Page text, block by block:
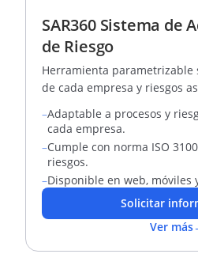
SAR360 Sistema de
de Riesgo
Herramienta parametrizable
de cada empresa y riesgos
–Adaptable a procesos y
cada empresa.
–Cumple con norma ISO
riesgos.
–Disponible en web, móviles
Solicitar
Ver más